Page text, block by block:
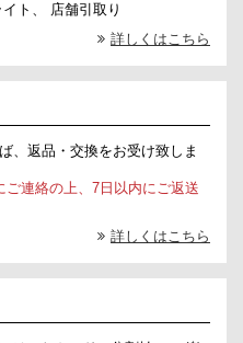
ト、 店舗引取り
詳しくはこちら
、返品・交換をお受け致しま
連絡の上、7日以内にご返送
詳しくはこちら